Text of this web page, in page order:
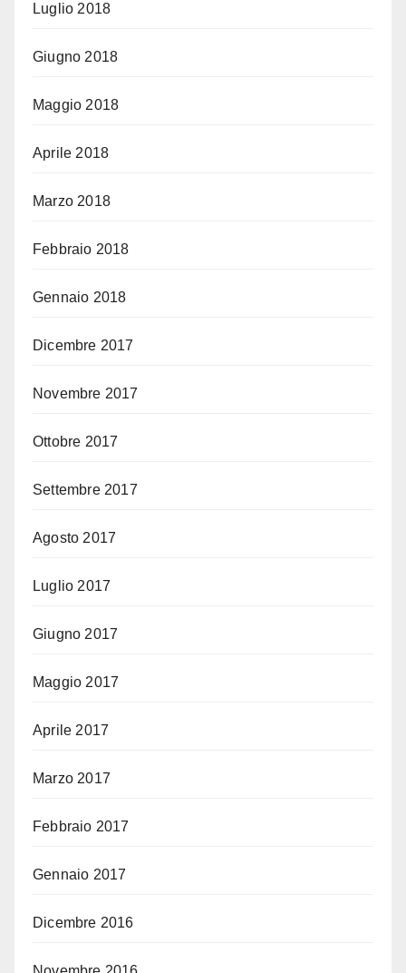
Luglio 2018
Giugno 2018
Maggio 2018
Aprile 2018
Marzo 2018
Febbraio 2018
Gennaio 2018
Dicembre 2017
Novembre 2017
Ottobre 2017
Settembre 2017
Agosto 2017
Luglio 2017
Giugno 2017
Maggio 2017
Aprile 2017
Marzo 2017
Febbraio 2017
Gennaio 2017
Dicembre 2016